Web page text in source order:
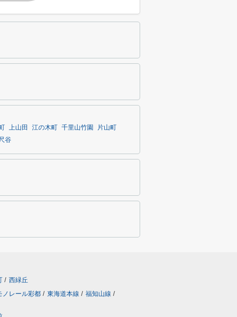
上山田 江の木町 千里山竹園
片山町
谷
/ 西緑丘
ノレール彩都 / 東海道本線 / 福知山線 /